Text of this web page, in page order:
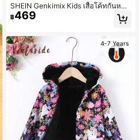
SHEIN Genkimix Kids เสื้อโค้ทกันหนา
วมีฮู้ดบุผ้าสำลีลายดอกไม้เล็กๆ สำหรับเ
ด็กผู้หญิง กระดุมสองแถว แฟชั่นสำหรับ
฿469
4-7 Years